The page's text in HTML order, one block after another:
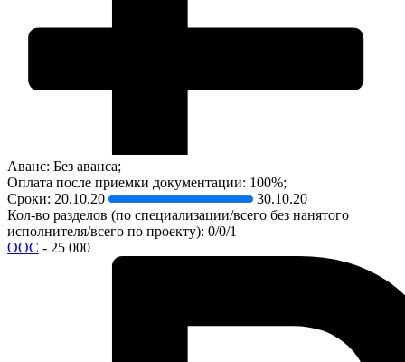
Аванс: Без аванса;
Оплата после приемки документации: 100%;
Сроки: 20.10.20
30.10.20
Кол-во разделов (по специализации/всего без нанятого
исполнителя/всего по проекту): 0/0/1
ООС - 25 000